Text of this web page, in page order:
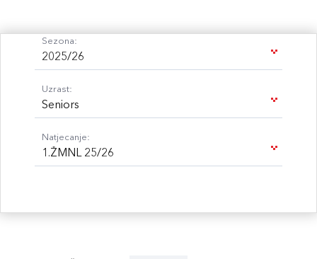
Sezona:
2025/26
Uzrast:
Seniors
Natjecanje:
1.ŽMNL 25/26